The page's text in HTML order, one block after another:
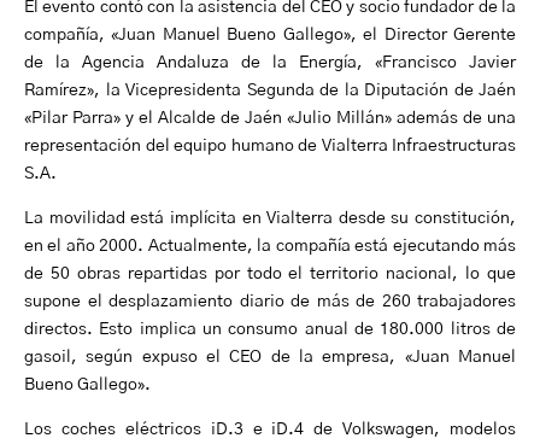
El evento contó con la asistencia del CEO y socio fundador de la
compañía, «Juan Manuel Bueno Gallego», el Director Gerente
de la Agencia Andaluza de la Energía, «Francisco Javier
Ramírez», la Vicepresidenta Segunda de la Diputación de Jaén
«Pilar Parra» y el Alcalde de Jaén «Julio Millán» además de una
representación del equipo humano de Vialterra Infraestructuras
S.A.
La movilidad está implícita en Vialterra desde su constitución,
en el año 2000. Actualmente, la compañía está ejecutando más
de 50 obras repartidas por todo el territorio nacional, lo que
supone el desplazamiento diario de más de 260 trabajadores
directos. Esto implica un consumo anual de 180.000 litros de
gasoil, según expuso el CEO de la empresa, «Juan Manuel
Bueno Gallego».
Los coches eléctricos iD.3 e iD.4 de Volkswagen, modelos